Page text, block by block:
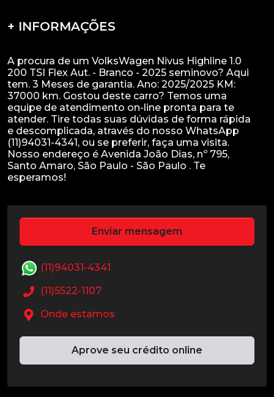
+ INFORMAÇÕES
A procura de um VolksWagen Nivus Highline 1.0
200 TSI Flex Aut. - Branco - 2025 seminovo? Aqui
tem. 3 Meses de garantia. Ano: 2025/2025 KM:
37000 km. Gostou deste carro? Temos uma
equipe de atendimento on-line pronta para te
atender. Tire todas suas dúvidas de forma rápida
e descomplicada, através do nosso WhatsApp
(11)94031-4341, ou se preferir, faça uma visita.
Nosso endereço é Avenida João Dias, nº 795,
Santo Amaro, São Paulo - São Paulo . Te
Enviar mensagem
(11)94031-4341
(11)5522-1107
Onde estamos
Aprove seu crédito online